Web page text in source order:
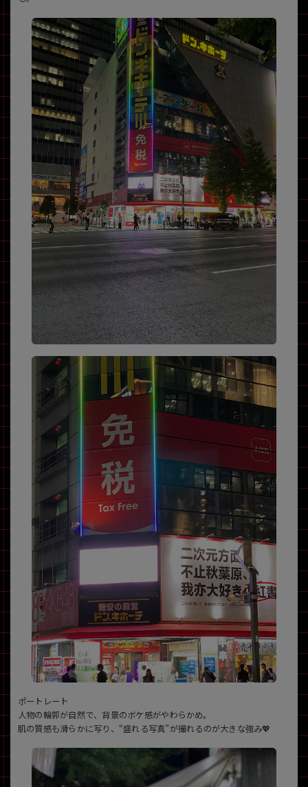
ポートレート
人物の輪郭が自然で、背景のボケ感がやわらかめ。
肌の質感も滑らかに写り、“盛れる写真”が撮れるのが大きな強み💖